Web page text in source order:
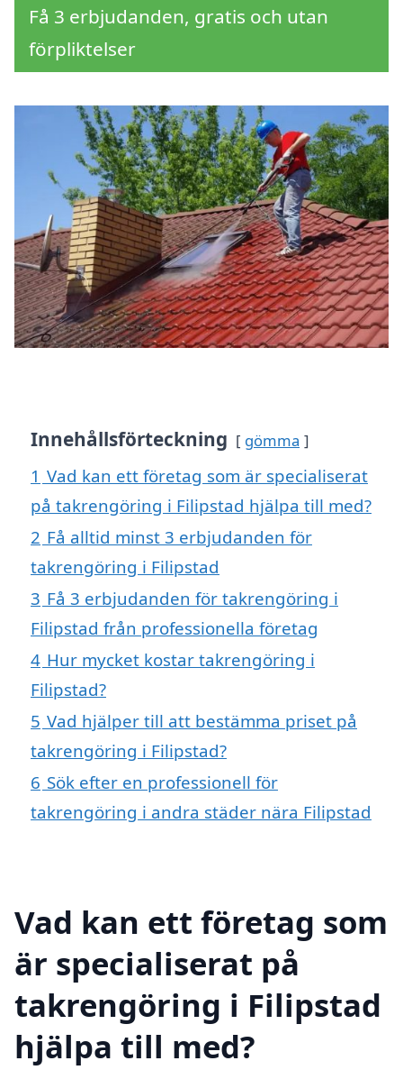
Få 3 erbjudanden, gratis och utan
förpliktelser
Innehållsförteckning gömma
1 Vad kan ett företag som är specialiserat
på takrengöring i Filipstad hjälpa till med?
2 Få alltid minst 3 erbjudanden för
takrengöring i Filipstad
3 Få 3 erbjudanden för takrengöring i
Filipstad från professionella företag
4 Hur mycket kostar takrengöring i
Filipstad?
5 Vad hjälper till att bestämma priset på
takrengöring i Filipstad?
6 Sök efter en professionell för
takrengöring i andra städer nära Filipstad
Vad kan ett företag som
är specialiserat på
takrengöring i Filipstad
hjälpa till med?